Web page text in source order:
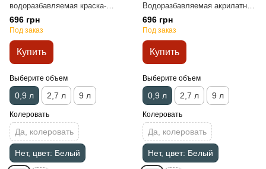
водоразбавляемая краска-
грунт 0,9л
696 грн
Под заказ
Купить
Выберите объем
0,9 л 2,7 л 9 л
Колеровать
Да, колеровать
Нет, цвет: Белый
Водоразбавляемая акрилатная
грунтовочная краска 0,9л
696 грн
Под заказ
Купить
Выберите объем
0,9 л 2,7 л 9 л
Колеровать
Да, колеровать
Нет, цвет: Белый